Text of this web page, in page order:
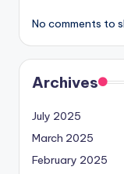
No comments to
Archives
July 2025
March 2025
February 2025